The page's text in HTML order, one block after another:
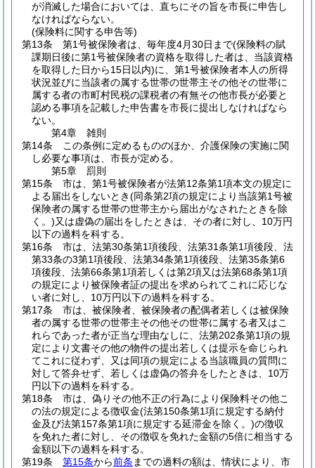
が消滅した場合においては、直ちにその旨を市長に申告し
なければならない。
(保険料に関する申告等)
第13条
第1号被保険者は、毎年度4月30日まで(保険料の賦
課期日後に第1号被保険者の資格を取得した者は、当該資格
を取得した日から15日以内)に、第1号被保険者本人の所得
状況並びに当該者の属する世帯の世帯主その他その世帯に
属する者の市町村民税の課税者の有無その他市長が必要と
認める事項を記載した申告書を市長に提出しなければなら
ない。
第4章
雑則
第14条
この条例に定めるもののほか、介護保険の実施に関
し必要な事項は、市長が定める。
第5章
罰則
第15条
市は、第1号被保険者が法第12条第1項本文の規定に
よる届出をしないとき(同条第2項の規定により当該第1号被
保険者の属する世帯の世帯主から届出がなされたときを除
く。)又は虚偽の届出をしたときは、その者に対し、10万円
以下の過料を科する。
第16条
市は、法第30条第1項後段、法第31条第1項後段、法
第33条の3第1項後段、法第34条第1項後段、法第35条第6
項後段、法第66条第1項若しくは第2項又は法第68条第1項
の規定により被保険者証の提出を求められてこれに応じな
い者に対し、10万円以下の過料を科する。
第17条
市は、被保険者、被保険者の配偶者若しくは被保険
者の属する世帯の世帯主その他その世帯に属する者又はこ
れらであった者が正当な理由なしに、法第202条第1項の規
定により文書その他の物件の提出若しくは提示を命じられ
てこれに従わず、又は同項の規定による当該職員の質問に
対して答弁せず、若しくは虚偽の答弁をしたときは、10万
円以下の過料を科する。
第18条
市は、偽りその他不正の行為により保険料その他こ
の法の規定による徴収金(法第150条第1項に規定する納付
金及び法第157条第1項に規定する延滞金を除く。)の徴収
を免れた者に対し、その徴収を免れた金額の5倍に相当する
金額以下の過料を科する。
第19条
第15条から前条 までの過料の額は、情状により、市